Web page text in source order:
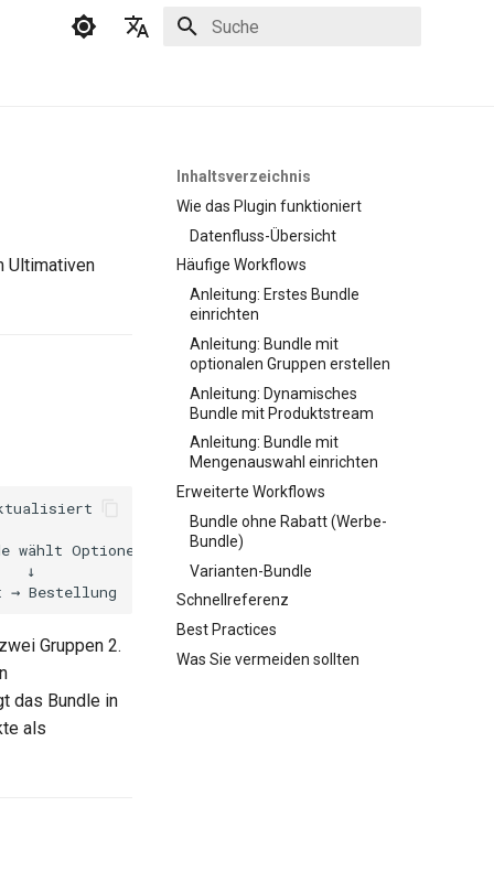
Inhaltsverzeichnis
Wie das Plugin funktioniert
Datenfluss-Übersicht
Häufige Workflows
Anleitung: Erstes Bundle
einrichten
Anleitung: Bundle mit
optionalen Gruppen erstellen
Anleitung: Dynamisches
Bundle mit Produktstream
Anleitung: Bundle mit
Mengenauswahl einrichten
Erweiterte Workflows
Bundle ohne Rabatt (Werbe-
Bundle)
Varianten-Bundle
Schnellreferenz
Best Practices
Was Sie vermeiden sollten
Ultimativen
Gruppen 2.
das Bundle in
als